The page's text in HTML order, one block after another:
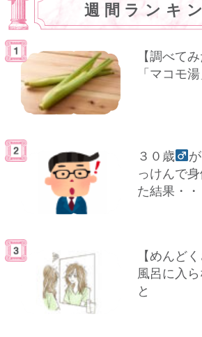
週間ランキ
【調べて
「マコモ
３０歳
っけんで
た結果・・
【めんど
風呂に入
と